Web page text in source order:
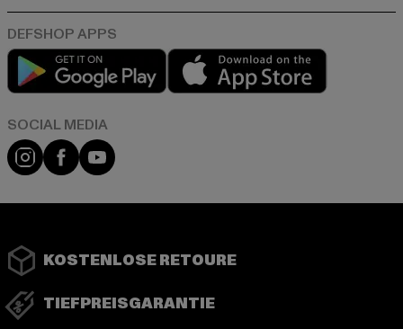
Play market
Instagram
FacebookYouTube
KOSTENLOSE RETOURE
TIEFPREISGARANTIE